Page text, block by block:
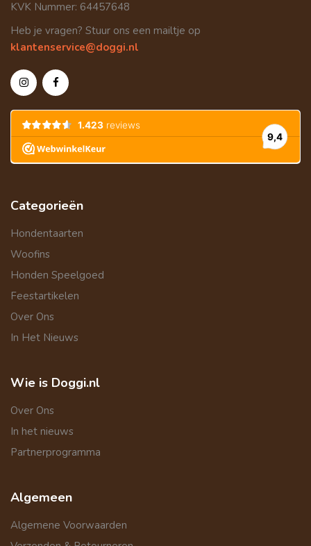
KVK Nummer: 64457648
Heb je vragen? Stuur ons een mailtje op
klantenservice@doggi.nl
Categorieën
Hondentaarten
Woofins
Honden Speelgoed
Feestartikelen
Over Ons
In Het Nieuws
Wie is Doggi.nl
Over Ons
In het nieuws
Partnerprogramma
Algemeen
Algemene Voorwaarden